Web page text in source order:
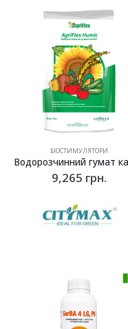
БІОСТИМУЛЯТОРИ
9,265 грн.